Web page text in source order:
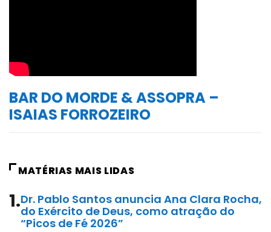
BAR DO MORDE & ASSOPRA –
ISAIAS FORROZEIRO
MATÉRIAS MAIS LIDAS
1.Dr. Pablo Santos anuncia Ana Clara Rocha,
do Exército de Deus, como atração do
“Picos de Fé 2026”